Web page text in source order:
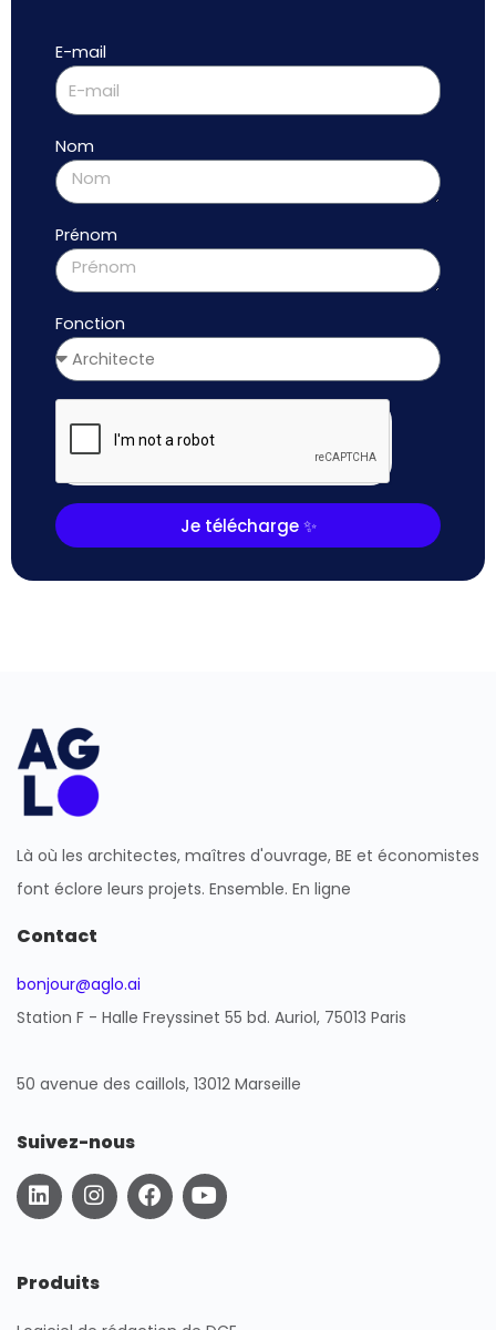
E-mail
Nom
Prénom
Fonction
Je télécharge ✨
Là où les architectes, maîtres d'ouvrage, BE et économistes
font éclore leurs projets. Ensemble. En ligne
Contact
bonjour@aglo.ai
Station F - Halle Freyssinet 55 bd. Auriol, 75013 Paris
50 avenue des caillols, 13012 Marseille
Suivez-nous
L
i
n
e
d
I
n
s
a
g
F
a
c
Y
o
u
Produits